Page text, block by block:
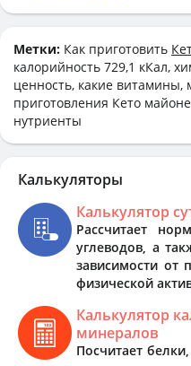
Метки: Как приготовить
калорийность 729,1 кКал,
ценность, какие витамины,
приготовления Кето
нутриенты
Калькуляторы
Калькулятор
Рассчитает
углеводов, а
зависимости от
физической
Калькулятор
минералов
Посчитает